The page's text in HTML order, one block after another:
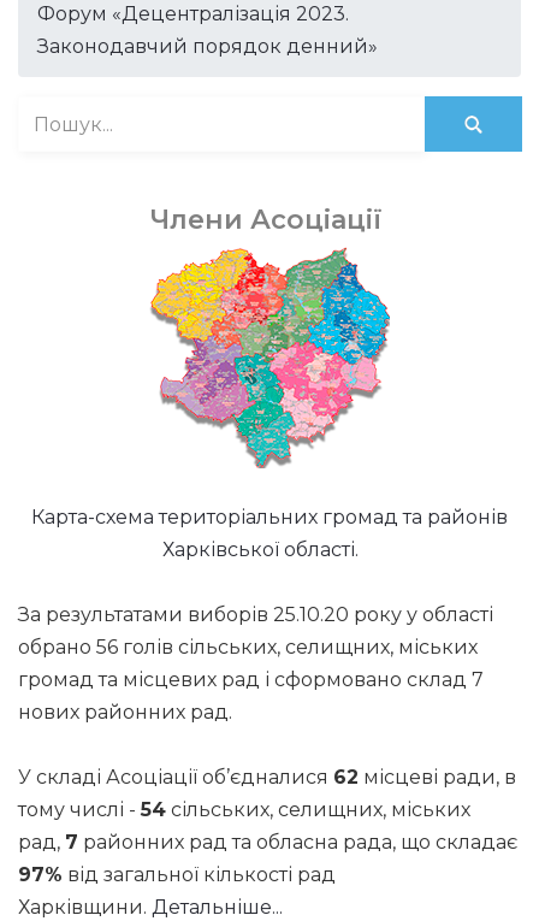
Форум «Децентралізація 2023.
Законодавчий порядок денний»
Члени Асоціації
Карта-схема територіальних громад та районів
Харківської області.
За результатами виборів 25.10.20 року у області
обрано 56 голів сільських, селищних, міських
громад та місцевих рад і сформовано склад 7
нових районних рад.
У складі Асоціації об’єдналися 62 місцеві ради, в
тому числі -54 сільських, селищних, міських
рад, 7 районних рад та обласна рада, що складає
97% від загальної кількості рад
Харківщини. Детальніше...